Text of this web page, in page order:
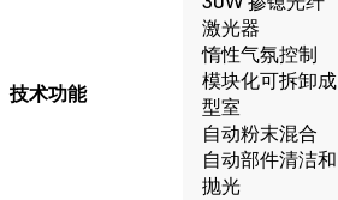
技术功能
激光器
惰性气氛控制
模块化可拆卸成
型室
自动粉末混合
自动部件清洁和
抛光